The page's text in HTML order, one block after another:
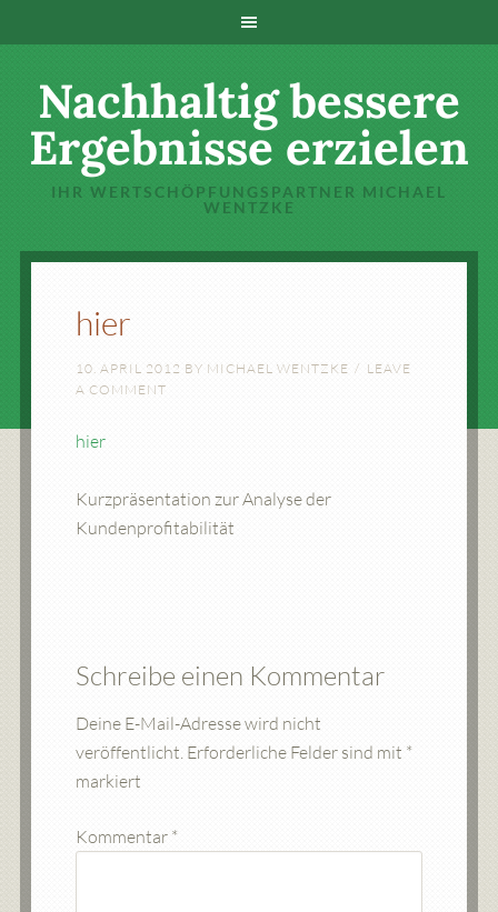
Nachhaltig bessere
Ergebnisse erzielen
IHR WERTSCHÖPFUNGSPARTNER MICHAEL
WENTZKE
hier
10. APRIL 2012 BY MICHAEL WENTZKE
LEAVE
A COMMENT
hier
Kurzpräsentation zur Analyse der
Kundenprofitabilität
Schreibe einen Kommentar
Deine E-Mail-Adresse wird nicht
veröffentlicht. Erforderliche Felder sind mit *
markiert
Kommentar *